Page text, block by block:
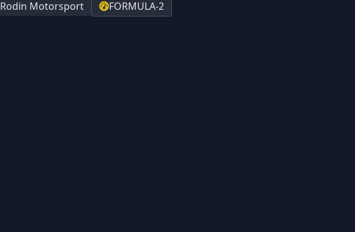
Rodin Motorsport FORMULA-2